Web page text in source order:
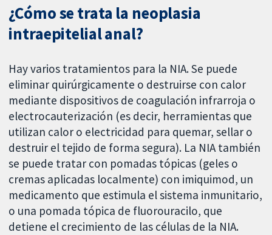
¿Cómo se trata la neoplasia
intraepitelial anal?
Hay varios tratamientos para la NIA. Se puede
eliminar quirúrgicamente o destruirse con calor
mediante dispositivos de coagulación infrarroja o
electrocauterización (es decir, herramientas que
utilizan calor o electricidad para quemar, sellar o
destruir el tejido de forma segura). La NIA también
se puede tratar con pomadas tópicas (geles o
cremas aplicadas localmente) con imiquimod, un
medicamento que estimula el sistema inmunitario,
o una pomada tópica de fluorouracilo, que
detiene el crecimiento de las células de la NIA.